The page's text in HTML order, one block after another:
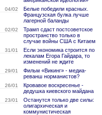
04/02
Белые победили красных.
Французская булка лучше
лагерной баланды
02/02
Трамп сдаст постсоветское
пространство только в
случае войны США с Китаем
31/01
Если экономика строится по
лекалам Егора Гайдара, то
изменений не ждите
29/01
Фильм «Викинг» - медиа-
реванш норманистов?
26/01
Кровавое воскресенье -
дедушка киевского майдана
23/01
Останутся только две силы:
олигархическая и
коммунистическая